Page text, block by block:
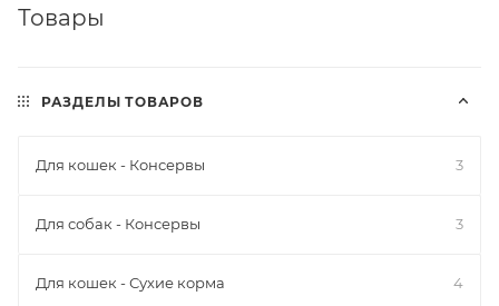
Товары
РАЗДЕЛЫ ТОВАРОВ
Для кошек - Консервы 3
Для собак - Консервы 3
Для кошек - Сухие корма 4